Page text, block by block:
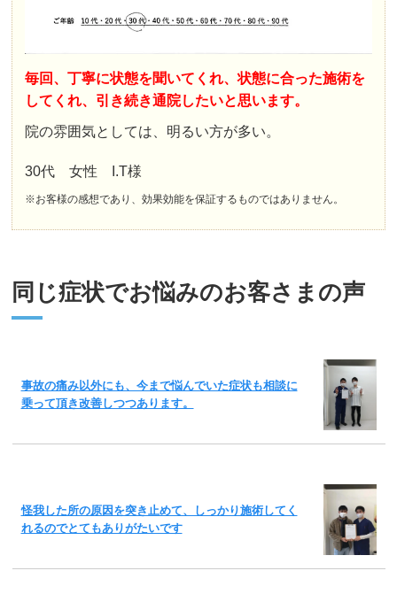
毎回、丁寧に状態を聞いてくれ、状態に合った施術を
してくれ、引き続き通院したいと思います。
院の雰囲気としては、明るい方が多い。
30代 女性 I.T様
※お客様の感想であり、効果効能を保証するものではありません。
同じ症状でお悩みのお客さまの声
事故の痛み以外にも、今まで悩んでいた症状も相談に
乗って頂き改善しつつあります。
怪我した所の原因を突き止めて、しっかり施術してく
れるのでとてもありがたいです